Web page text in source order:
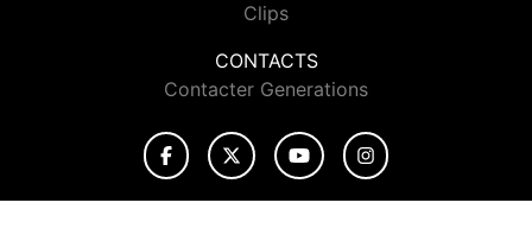
Clips
CONTACTS
Contacter Generations